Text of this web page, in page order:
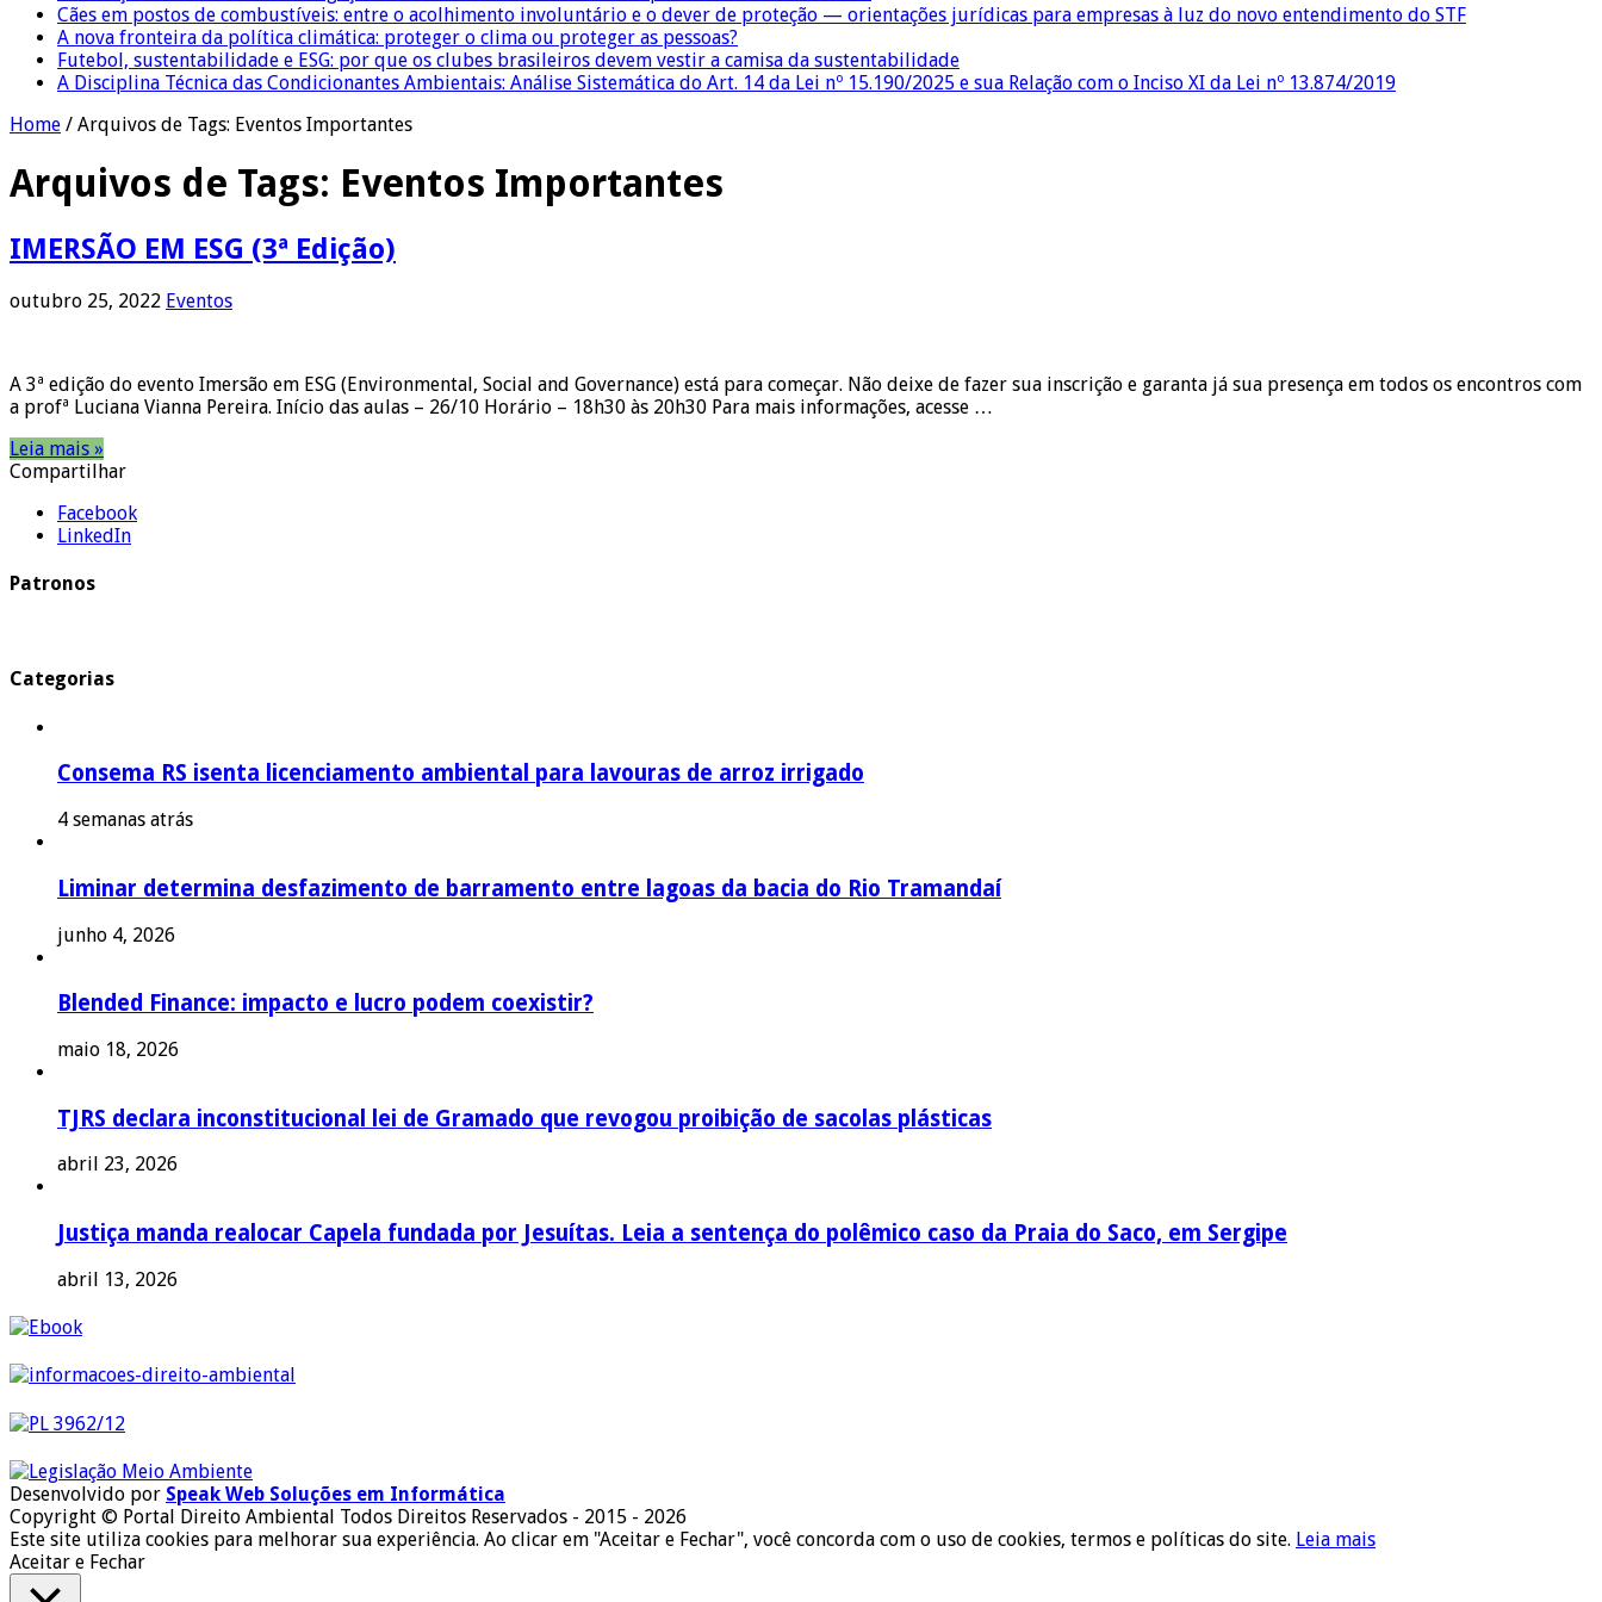
Cães em postos de combustíveis: entre o acolhimento involuntário e o dever de proteção — orientações jurídicas para empresas à luz do novo entendimento do STF
A nova fronteira da política climática: proteger o clima ou proteger as pessoas?
Futebol, sustentabilidade e ESG: por que os clubes brasileiros devem vestir a camisa da sustentabilidade
A Disciplina Técnica das Condicionantes Ambientais: Análise Sistemática do Art. 14 da Lei nº 15.190/2025 e sua Relação com o Inciso XI da Lei nº 13.874/2019
Home / Arquivos de Tags: Eventos Importantes
Arquivos de Tags: Eventos Importantes
IMERSÃO EM ESG (3ª Edição)
outubro 25, 2022 Eventos
A 3ª edição do evento Imersão em ESG (Environmental, Social and Governance) está para começar. Não deixe de fazer sua inscrição e garanta já sua presença em todos os encontros com
a profª Luciana Vianna Pereira. Início das aulas – 26/10 Horário – 18h30 às 20h30 Para mais informações, acesse …
Leia mais »
Compartilhar
Facebook
LinkedIn
Patronos
Categorias
Consema RS isenta licenciamento ambiental para lavouras de arroz irrigado
4 semanas atrás
Liminar determina desfazimento de barramento entre lagoas da bacia do Rio Tramandaí
junho 4, 2026
Blended Finance: impacto e lucro podem coexistir?
maio 18, 2026
TJRS declara inconstitucional lei de Gramado que revogou proibição de sacolas plásticas
abril 23, 2026
Justiça manda realocar Capela fundada por Jesuítas. Leia a sentença do polêmico caso da Praia do Saco, em Sergipe
abril 13, 2026
Desenvolvido por Speak Web Soluções em Informática
Copyright © Portal Direito Ambiental Todos Direitos Reservados - 2015 - 2026
Este site utiliza cookies para melhorar sua experiência. Ao clicar em "Aceitar e Fechar", você concorda com o uso de cookies, termos e políticas do site. Leia mais
Aceitar e Fechar